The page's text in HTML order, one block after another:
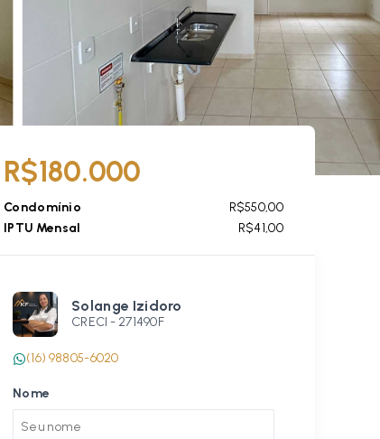
R$180.000
Condomínio
R$550,00
IPTU Mensal
R$41,00
Solange Izidoro
CRECI - 271490F
(16) 98805-6020
Nome